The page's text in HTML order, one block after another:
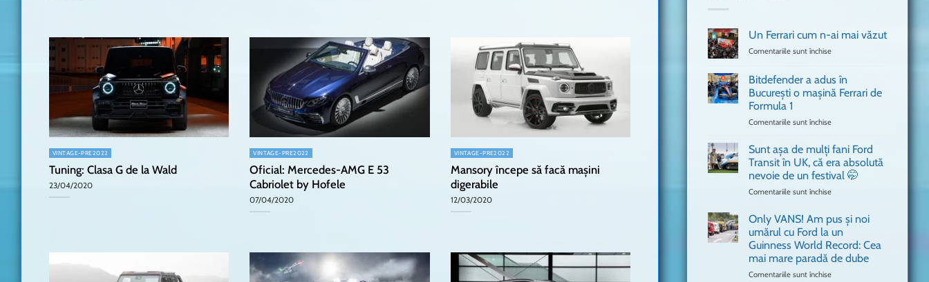
VINTAGE-PRE2022
Tuning: Clasa G de la Wald
23/04/2020
VINTAGE-PRE2022
Oficial: Mercedes-AMG E 53
Cabriolet by Hofele
07/04/2020
VINTAGE-PRE2022
Mansory începe să facă mașini
digerabile
12/03/2020
Un Ferrari cum n-ai mai văzut
Comentariile sunt închise
Ferrari
cum
n-
Bitdefender a adus în
București o mașină Ferrari de
Formula 1
Comentariile sunt închise
a
în
București
Ferrari
Formula
1
Sunt așa de mulți fani Ford
Transit în UK, că era absolută
nevoie de un festival 🤭
Comentariile sunt închise
așa
mulți
fani
Ford
Only VANS! Am pus și noi
umărul cu Ford la un
Guinness World Record: Cea
mai mare paradă de dube
Comentariile sunt închise